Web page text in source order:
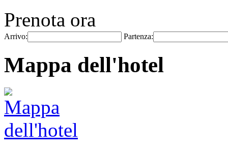
Prenota ora
Arrivo: Partenza:
Mappa dell'hotel